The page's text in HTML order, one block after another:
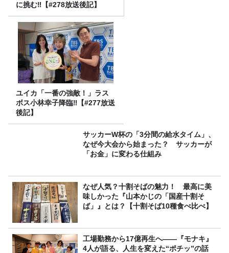
に挑む‼【#278放送後記】
ユイカ「一番の強敵！」ラス
ボス小林幸子降臨‼【#277放送
後記】
サッカーW杯の「3分間の給水タイム」、
なぜ今大会から始まった？ サッカーが
「お金」に変わる仕組み
なぜ人気？十割そばの魅力！ 最高に美
味しかった『山本かじの「国産十割そ
ば」』とは？【十割そば10種食べ比べ】
工場勤務から17億再生へ——『モナキ』
4人が語る、人生を変えた“ポチッ”の話